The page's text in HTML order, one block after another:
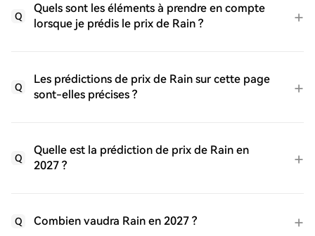
Q
Quels sont les éléments à prendre en compte
lorsque je prédis le prix de Rain ?
Q
Les prédictions de prix de Rain sur cette page
sont-elles précises ?
Q
Quelle est la prédiction de prix de Rain en
2027 ?
Q Combien vaudra Rain en 2027 ?